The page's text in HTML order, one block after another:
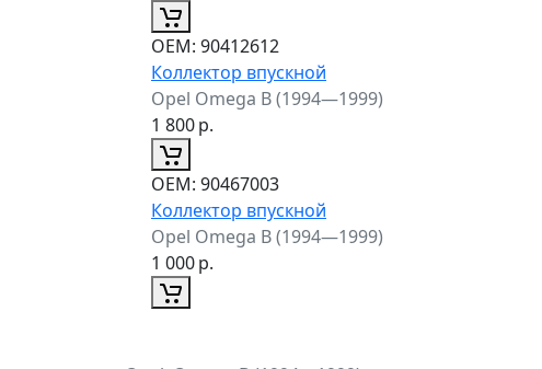
ОЕМ: 90412612
Коллектор впускной
Opel Omega B (1994—1999)
1 800р.
ОЕМ: 90467003
Коллектор впускной
Opel Omega B (1994—1999)
1 000р.